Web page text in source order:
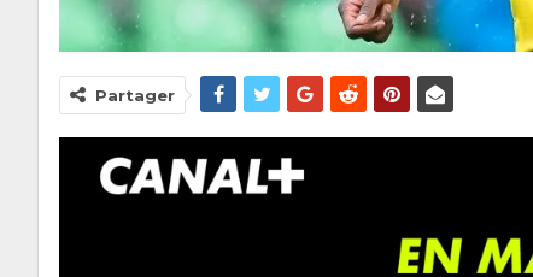
Partager